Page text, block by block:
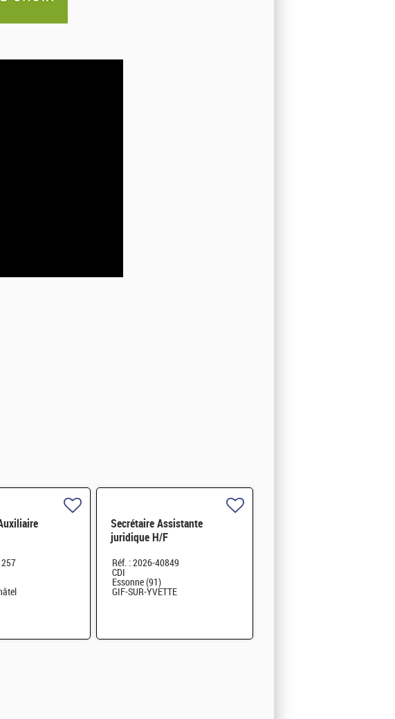
Secrétaire Assistante
juridique H/F
Réf. : 2026-40849
CDI
Essonne (91)
GIF-SUR-YVETTE